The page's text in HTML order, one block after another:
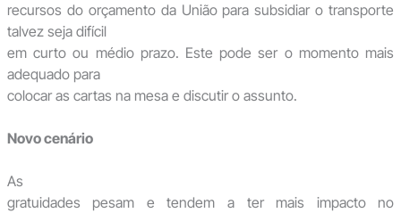
recursos do orçamento da União para subsidiar o transporte
talvez seja difícil
em curto ou médio prazo. Este pode ser o momento mais
adequado para
colocar as cartas na mesa e discutir o assunto.
Novo cenário
As
gratuidades pesam e tendem a ter mais impacto no